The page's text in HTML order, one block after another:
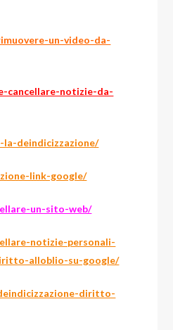
un-video-da-
cancellare-notizie-da-
la-deindicizzazione/
link-google/
un-sito-web/
notizie-personali-
alloblio-su-google/
diritto-